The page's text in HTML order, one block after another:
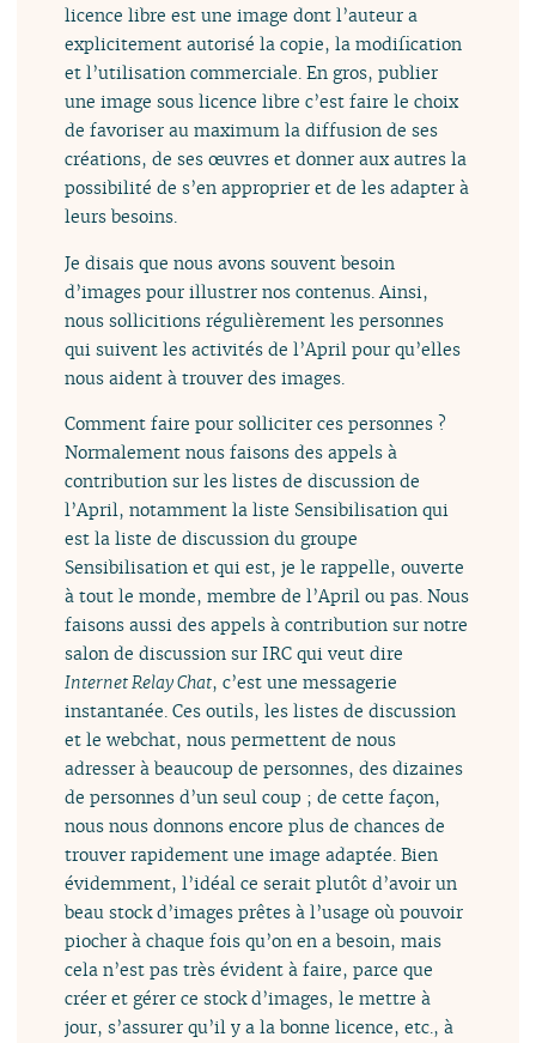
licence libre est une image dont l’auteur a
explicitement autorisé la copie, la modification
et l’utilisation commerciale. En gros, publier
une image sous licence libre c’est faire le choix
de favoriser au maximum la diffusion de ses
créations, de ses œuvres et donner aux autres la
possibilité de s’en approprier et de les adapter à
leurs besoins.
Je disais que nous avons souvent besoin
d’images pour illustrer nos contenus. Ainsi,
nous sollicitions régulièrement les personnes
qui suivent les activités de l’April pour qu’elles
nous aident à trouver des images.
Comment faire pour solliciter ces personnes ?
Normalement nous faisons des appels à
contribution sur les listes de discussion de
l’April, notamment la liste Sensibilisation qui
est la liste de discussion du groupe
Sensibilisation et qui est, je le rappelle, ouverte
à tout le monde, membre de l’April ou pas. Nous
faisons aussi des appels à contribution sur notre
salon de discussion sur IRC qui veut dire
Internet Relay Chat, c’est une messagerie
instantanée. Ces outils, les listes de discussion
et le webchat, nous permettent de nous
adresser à beaucoup de personnes, des dizaines
de personnes d’un seul coup ; de cette façon,
nous nous donnons encore plus de chances de
trouver rapidement une image adaptée. Bien
évidemment, l’idéal ce serait plutôt d’avoir un
beau stock d’images prêtes à l’usage où pouvoir
piocher à chaque fois qu’on en a besoin, mais
cela n’est pas très évident à faire, parce que
créer et gérer ce stock d’images, le mettre à
jour, s’assurer qu’il y a la bonne licence, etc., à